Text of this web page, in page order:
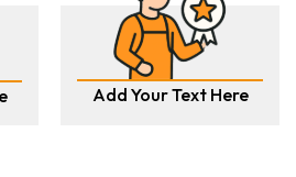
Add Your Text Here